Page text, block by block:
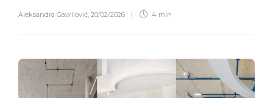
Aleksandra Gavrilović 20/02/2026 4 min